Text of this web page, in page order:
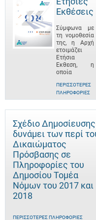
Εκθέσεις
Σύμφωνα με
τη νομοθεσία
της, η Αρχή
ετοιμάζει
Ετήσια
Έκθεση, η
οποία
ΠΕΡΙΣΣΌΤΕΡΕΣ
ΠΛΗΡΟΦΟΡΊΕΣ
Σχέδιο Δημοσίευσης
δυνάμει των περί
Δικαιώματος
Πρόσβασης σε
Πληροφορίες του
Δημοσίου Τομέα
Νόμων του 2017 και
2018
ΠΕΡΙΣΣΌΤΕΡΕΣ ΠΛΗΡΟΦΟΡΊΕΣ